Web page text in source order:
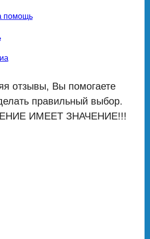
помощь
отзывы, Вы помогаете
правильный выбор.
ИМЕЕТ ЗНАЧЕНИЕ!!!